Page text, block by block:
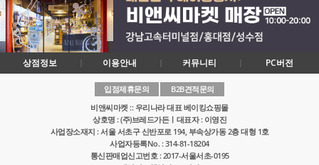
상점정보 이용안내 커뮤니티 PC버전
입점제휴문의
B2B견적문의
비앤씨마켓 :: 우리나라 대표 베이킹쇼핑몰
상호명 : (주)브레드가든ㅣ대표자 : 이영진
사업장소재지 : 서울 서초구 신반포로 194, 부속상가동 2층 대형 1호
사업자등록No. : 314-81-18204
통신판매업신고번호 : 2017-서울서초-0195